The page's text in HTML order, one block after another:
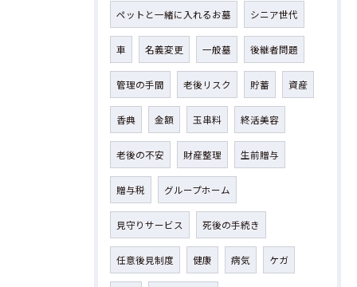
ペットと一緒に入れるお墓 シニア世代
車 名義変更 一般墓 後継者問題
管理の手間 老後リスク 貯蓄 資産
香典 金額 玉串料 終活美容
老後の不安 財産整理 生前贈与
贈与税 グループホーム
見守りサービス 死後の手続き
任意後見制度 健康 病気 ケガ